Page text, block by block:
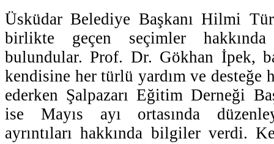
Üsküdar Belediye Başkanı Hilmi
birlikte geçen seçimler hakkında
bulundular. Prof. Dr. Gökhan İpek,
kendisine her türlü yardım ve desteğe
ederken Şalpazarı Eğitim Derneği
ise Mayıs ayı ortasında
ayrıntıları hakkında bilgiler verdi.